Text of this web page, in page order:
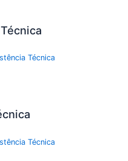
Técnica
Técnica